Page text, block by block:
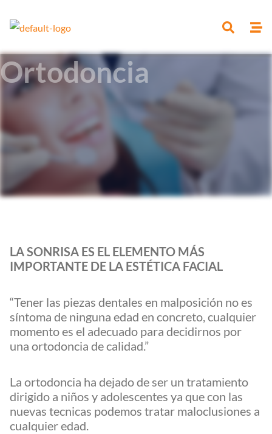
Ortodoncia
LA SONRISA ES EL ELEMENTO MÁS
IMPORTANTE DE LA ESTÉTICA FACIAL
“Tener las piezas dentales en malposición no es
síntoma de ninguna edad en concreto, cualquier
momento es el adecuado para decidirnos por
una ortodoncia de calidad.”
La ortodoncia ha dejado de ser un tratamiento
dirigido a niños y adolescentes ya que con las
nuevas tecnicas podemos tratar maloclusiones a
cualquier edad.